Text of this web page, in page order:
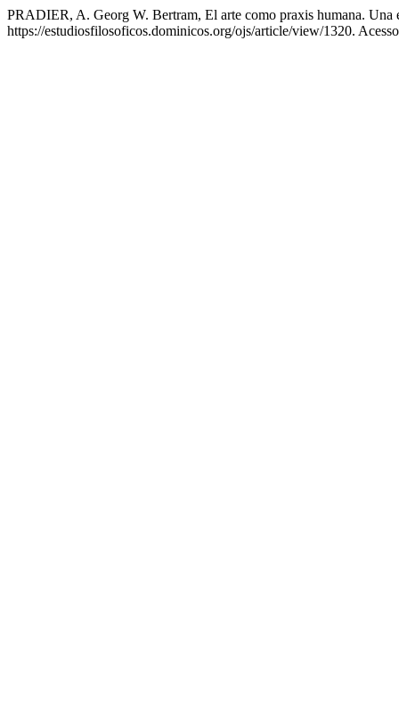
PRADIER, A. Georg W. Bertram, El arte como praxis humana. Una
https://estudiosfilosoficos.dominicos.org/ojs/article/view/1320.